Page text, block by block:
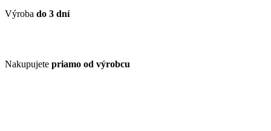
Výroba do 3 dní
Nakupujete priamo od výrobcu